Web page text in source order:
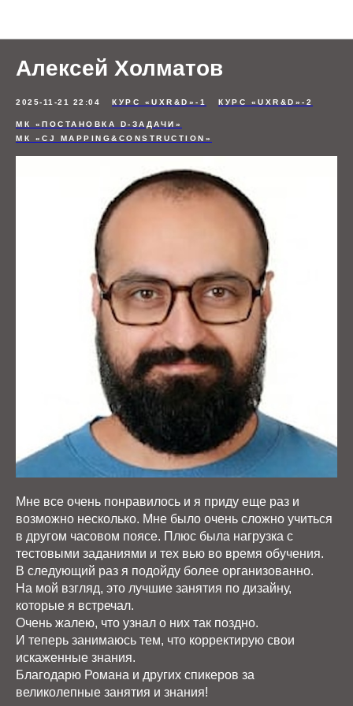
Алексей Холматов
2025-11-21 22:04 КУРС «UXR&D»-1 КУРС «UXR&D»-2
МК «ПОСТАНОВКА D-ЗАДАЧИ»
МК «CJ MAPPING&CONSTRUCTION»
Мне все очень понравилось и я приду еще раз и
возможно несколько. Мне было очень сложно учиться
в другом часовом поясе. Плюс была нагрузка с
тестовыми заданиями и тех вью во время обучения.
В следующий раз я подойду более организованно.
На мой взгляд, это лучшие занятия по дизайну,
которые я встречал.
Очень жалею, что узнал о них так поздно.
И теперь занимаюсь тем, что корректирую свои
искаженные знания.
Благодарю Романа и других спикеров за
великолепные занятия и знания!